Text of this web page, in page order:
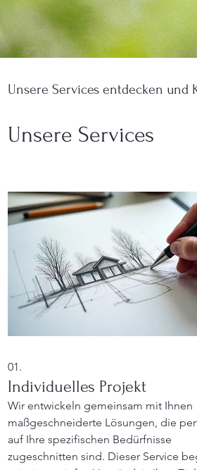
Unsere Services entdecken und
Unsere Services
01.
Individuelles Projekt
Wir entwickeln gemeinsam mit Ihnen
maßgeschneiderte Lösungen, die
auf Ihre spezifischen Bedürfnisse
zugeschnitten sind. Dieser Service